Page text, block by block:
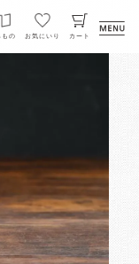
もの お気にいり カート